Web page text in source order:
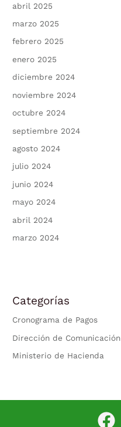
abril 2025
marzo 2025
febrero 2025
enero 2025
diciembre 2024
noviembre 2024
octubre 2024
septiembre 2024
agosto 2024
julio 2024
junio 2024
mayo 2024
abril 2024
marzo 2024
Categorías
Cronograma de Pagos
Dirección de Comunicación
Ministerio de Hacienda